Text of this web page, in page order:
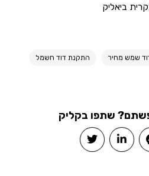
ביאליק
שמש מחיר התקנת דוד חשמל
שתפו בקליק